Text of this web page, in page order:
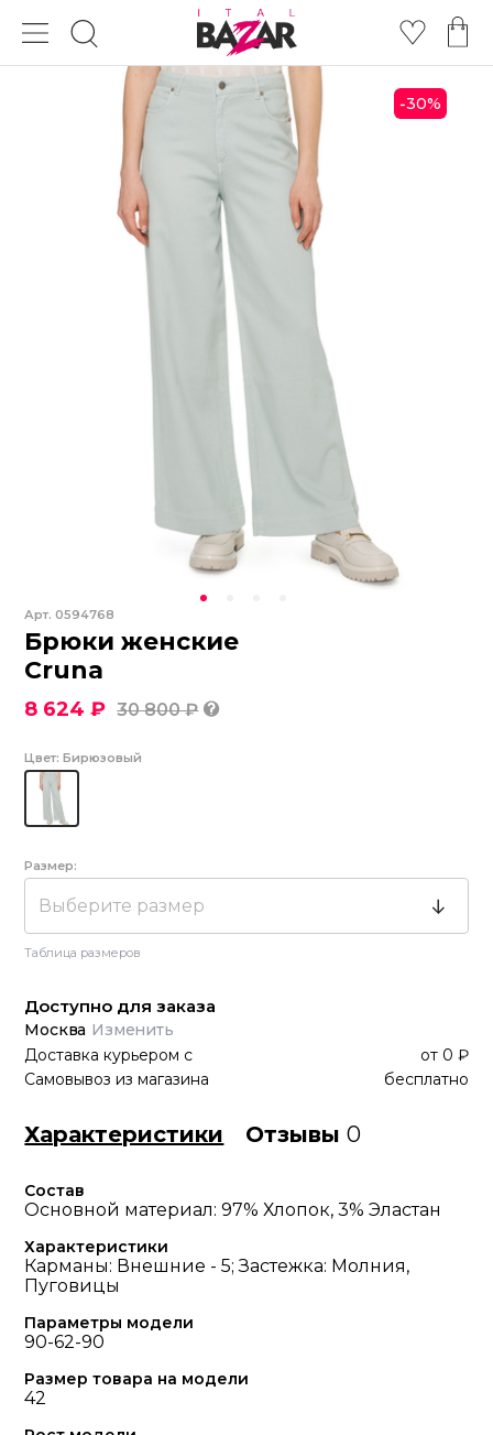
-30%
Арт.0594768
Брюки женские
Cruna
8 624 ₽ 30 800 ₽
Цвет: Бирюзовый
Размер:
Выберите размер
Таблица размеров
Доступно для заказа
Москва Изменить
Доставка курьером с от 0 ₽
Самовывоз из магазина
бесплатно
Характеристики Отзывы0
Состав
Основной материал: 97% Хлопок, 3% Эластан
Характеристики
Карманы: Внешние - 5; Застежка: Молния,
Пуговицы
Параметры модели
90-62-90
Размер товара на модели
42